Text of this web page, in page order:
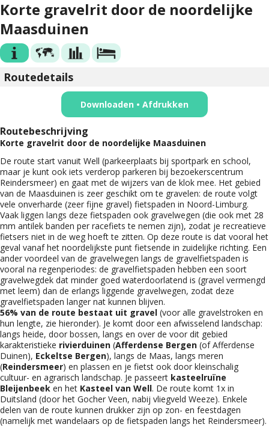
Korte gravelrit door de noordelijke
Maasduinen
Routedetails
Downloaden • Afdrukken
Routebeschrijving
Korte gravelrit door de noordelijke Maasduinen
De route start vanuit Well (parkeerplaats bij sportpark en school,
maar je kunt ook iets verderop parkeren bij bezoekerscentrum
Reindersmeer) en gaat met de wijzers van de klok mee. Het gebied
van de Maasduinen is zeer geschikt om te gravelen: de route volgt
vele onverharde (zeer fijne gravel) fietspaden in Noord-Limburg.
Vaak liggen langs deze fietspaden ook gravelwegen (die ook met 28
mm antilek banden per racefiets te nemen zijn), zodat je recreatieve
fietsers niet in de weg hoeft te zitten. Op deze route is dat vooral het
geval vanaf het noordelijkste punt fietsende in zuidelijke richting. Een
ander voordeel van de gravelwegen langs de gravelfietspaden is
vooral na regenperiodes: de gravelfietspaden hebben een soort
gravelwegdek dat minder goed waterdoorlatend is (gravel vermengd
met leem) dan de erlangs liggende gravelwegen, zodat deze
gravelfietspaden langer nat kunnen blijven.
56% van de route bestaat uit gravel (voor alle gravelstroken en
hun lengte, zie hieronder). Je komt door een afwisselend landschap:
langs heide, door bossen, langs en over de voor dit gebied
karakteristieke rivierduinen (Afferdense Bergen (of Afferdense
Duinen), Eckeltse Bergen), langs de Maas, langs meren
(Reindersmeer) en plassen en je fietst ook door kleinschalig
cultuur- en agrarisch landschap. Je passeert kasteelruïne
Bleijenbeek en het Kasteel van Well. De route komt 1x in
Duitsland (door het Gocher Veen, nabij vliegveld Weeze). Enkele
delen van de route kunnen drukker zijn op zon- en feestdagen
(namelijk met wandelaars op de fietspaden langs het Reindersmeer).